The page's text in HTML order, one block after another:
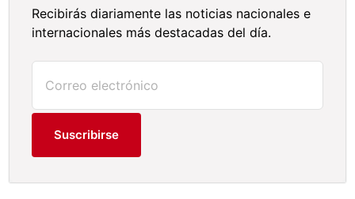
Recibirás diariamente las noticias nacionales e
internacionales más destacadas del día.
Suscribirse